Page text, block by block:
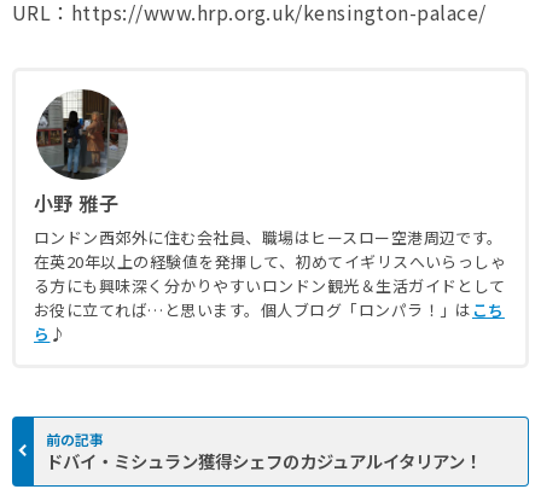
URL：https://www.hrp.org.uk/kensington-palace/
小野 雅子
ロンドン西郊外に住む会社員、職場はヒースロー空港周辺です。
在英20年以上の経験値を発揮して、初めてイギリスへいらっしゃ
る方にも興味深く分かりやすいロンドン観光＆生活ガイドとして
お役に立てれば…と思います。個人ブログ「ロンパラ！」は こち
ら ♪
ドバイ・ミシュラン獲得シェフのカジュアルイタリアン！